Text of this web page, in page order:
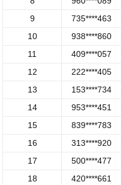
9
735****463
10
938****860
11
409****057
12
222****405
13
153****734
14
953****451
15
839****783
16
313****920
17
500****477
18
420****661